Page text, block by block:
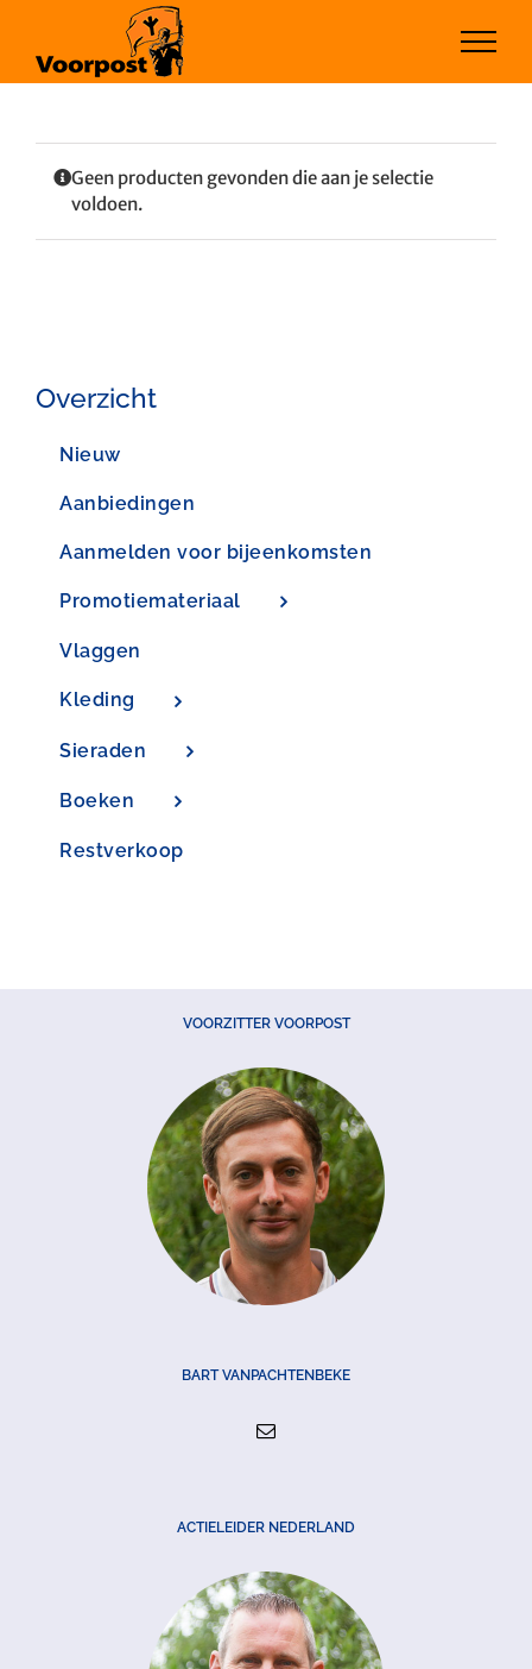
inhoud
Geen producten gevonden die aan je selectie
voldoen.
Overzicht
Nieuw
Aanbiedingen
Aanmelden voor bijeenkomsten
Promotiemateriaal
Vlaggen
Kleding
Sieraden
Boeken
Restverkoop
VOORZITTER VOORPOST
BART VANPACHTENBEKE
ACTIELEIDER NEDERLAND